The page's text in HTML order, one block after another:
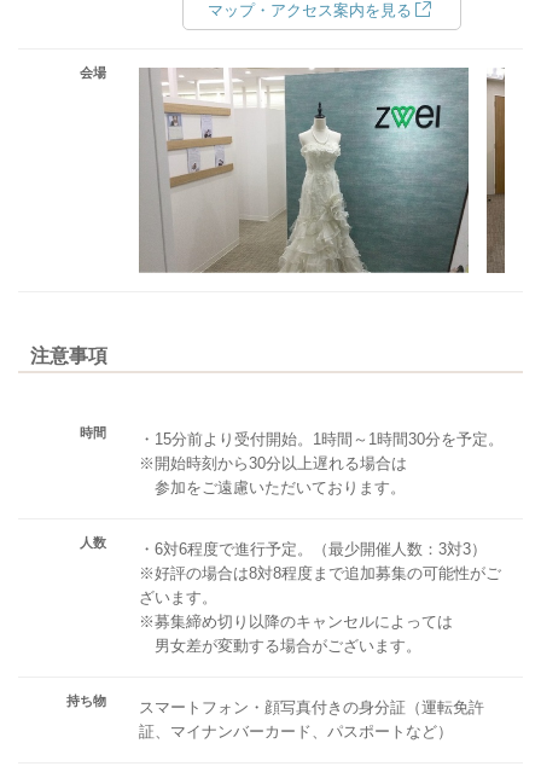
マップ・アクセス案内を見る
会場
注意事項
時間
・15分前より受付開始。1時間～1時間30分を予定。
※開始時刻から30分以上遅れる場合は
参加をご遠慮いただいております。
人数
・6対6程度で進行予定。（最少開催人数：3対3）
※好評の場合は8対8程度まで追加募集の可能性がご
ざいます。
※募集締め切り以降のキャンセルによっては
男女差が変動する場合がございます。
持ち物
スマートフォン・顔写真付きの身分証（運転免許
証、マイナンバーカード、パスポートなど）